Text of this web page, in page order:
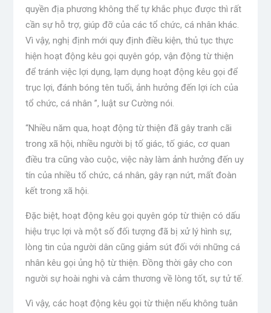
quyền địa phương không thể tự khắc phục được thì rất
cần sự hỗ trợ, giúp đỡ của các tổ chức, cá nhân khác.
Vì vậy, nghị định mới quy định điều kiện, thủ tục thực
hiện hoạt động kêu gọi quyên góp, vận động từ thiện
để tránh việc lợi dụng, lạm dụng hoạt động kêu gọi để
trục lợi, đánh bóng tên tuổi, ảnh hưởng đến lợi ích của
tổ chức, cá nhân ”, luật sư Cường nói.
“Nhiều năm qua, hoạt động từ thiện đã gây tranh cãi
trong xã hội, nhiều người bị tố giác, tố giác, cơ quan
điều tra cũng vào cuộc, việc này làm ảnh hưởng đến uy
tín của nhiều tổ chức, cá nhân, gây rạn nứt, mất đoàn
kết trong xã hội.
Đặc biệt, hoạt động kêu gọi quyên góp từ thiện có dấu
hiệu trục lợi và một số đối tượng đã bị xử lý hình sự,
lòng tin của người dân cũng giảm sút đối với những cá
nhân kêu gọi ủng hộ từ thiện. Đồng thời gây cho con
người sự hoài nghi và cảm thương về lòng tốt, sự tử tế.
Vì vậy, các hoạt động kêu gọi từ thiện nếu không tuân